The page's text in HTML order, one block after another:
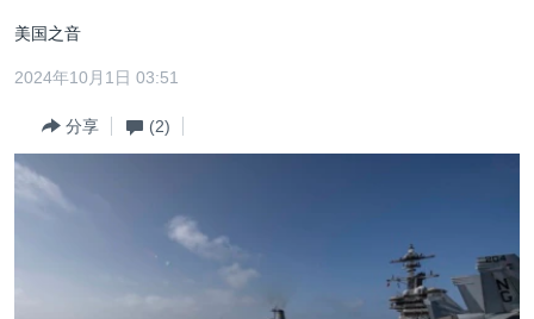
内
容
到
最新国际新闻
印太
分类新闻
经济·金融·贸易
美中关系
美国之音
2024年10月1日 03:51
分享 (2)